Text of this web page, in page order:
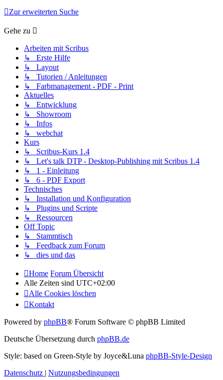
Zur erweiterten Suche
Gehe zu
Arbeiten mit Scribus
↳ Erste Hilfe
↳ Layout
↳ Tutorien / Anleitungen
↳ Farbmanagement - PDF - Print
Aktuelles
↳ Entwicklung
↳ Showroom
↳ Infos
↳ webchat
Kurs
↳ Scribus-Kurs 1.4
↳ Let's talk DTP - Desktop-Publishing mit Scribus 1.4
↳ 1 - Einleitung
↳ 6 - PDF Export
Technisches
↳ Installation und Konfiguration
↳ Plugins und Scripte
↳ Ressourcen
Off Topic
↳ Stammtisch
↳ Feedback zum Forum
↳ dies und das
Home Forum Übersicht
Alle Zeiten sind UTC+02:00
Alle Cookies löschen
Kontakt
Powered by phpBB® Forum Software © phpBB Limited
Deutsche Übersetzung durch phpBB.de
Style: based on Green-Style by Joyce&Luna phpBB-Style-Design
Datenschutz | Nutzungsbedingungen